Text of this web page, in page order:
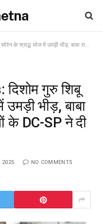
भीड़, बाबा रामदेव समेत कई जिलों के DC-SP ने दी श्रद्धांजलि
गुरु शिबू
भीड़, बाबा
के DC-SP ने दी
2025 NO COMMENTS